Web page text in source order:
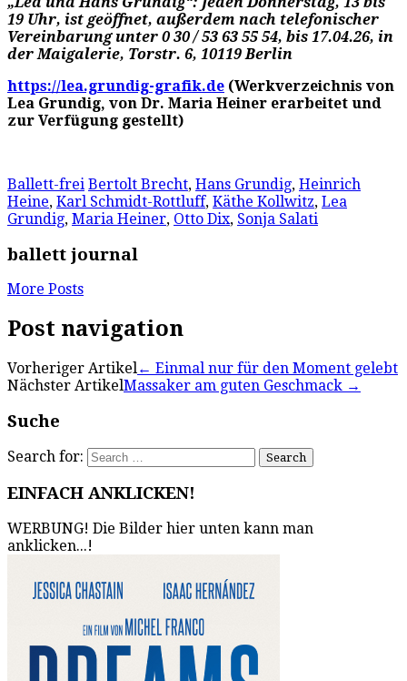
19 Uhr, ist geöffnet, außerdem nach telefonischer
Vereinbarung unter 0 30 / 53 63 55 54, bis 17.04.26, in
der Maigalerie, Torstr. 6, 10119 Berlin
https://lea.grundig-grafik.de (Werkverzeichnis von
Lea Grundig, von Dr. Maria Heiner erarbeitet und
zur Verfügung gestellt)
Ballett-frei Bertolt Brecht, Hans Grundig, Heinrich
Heine, Karl Schmidt-Rottluff, Käthe Kollwitz, Lea
Grundig, Maria Heiner, Otto Dix, Sonja Salati
ballett journal
More Posts
Post navigation
Vorheriger Artikel← Einmal nur für den Moment gelebt
Nächster ArtikelMassaker am guten Geschmack →
Suche
Search for:
EINFACH ANKLICKEN!
WERBUNG! Die Bilder hier unten kann man
anklicken...!